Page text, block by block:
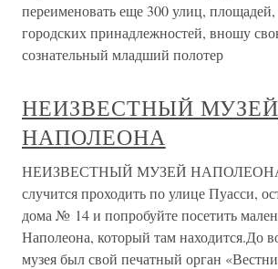
переименовать еще 300 улиц,
городских принадлежностей, вношу
сознательный младший полотер
НЕИЗВЕСТНЫЙ МУЗЕЙ
НАПОЛЕОНА
НЕИЗВЕСТНЫЙ МУЗЕЙ НАПОЛЕОНА
случится проходить по улице Пуасси,
дома № 14 и попробуйте посетить
Наполеона, который там находится.До
музея был свой печатный орган